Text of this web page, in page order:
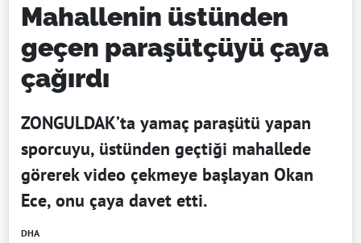
Mahallenin üstünden
geçen paraşütçüyü çaya
çağırdı
ZONGULDAK’ta yamaç paraşütü yapan
sporcuyu, üstünden geçtiği mahallede
görerek video çekmeye başlayan Okan
Ece, onu çaya davet etti.
DHA